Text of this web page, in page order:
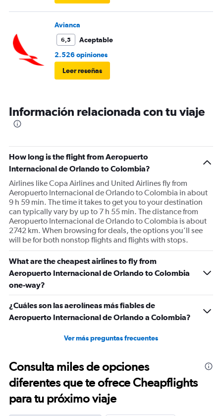
Avianca
6,5
Aceptable
2.526 opiniones
Leer reseñas
Información relacionada con tu viaje
How long is the flight from Aeropuerto
Internacional de Orlando to Colombia?
Airlines like Copa Airlines and United Airlines fly from
Aeropuerto Internacional de Orlando to Colombia in about
9 h 59 min. The time it takes to get you to your destination
can typically vary by up to 7 h 55 min. The distance from
Aeropuerto Internacional de Orlando to Colombia is about
2742 km. When browsing for deals, the options you’ll see
will be for both nonstop flights and flights with stops.
What are the cheapest airlines to fly from
Aeropuerto Internacional de Orlando to Colombia
one-way?
¿Cuáles son las aerolíneas más fiables de
Aeropuerto Internacional de Orlando a Colombia?
Ver más preguntas frecuentes
Consulta miles de opciones
diferentes que te ofrece Cheapflights
para tu próximo viaje